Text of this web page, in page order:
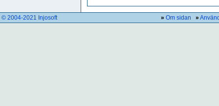
© 2004-2021 Injosoft » Om sidan »